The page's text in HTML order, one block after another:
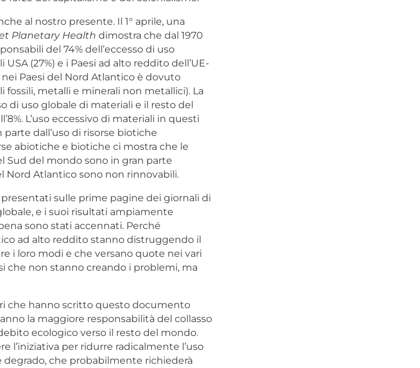
al nostro presente. Il 1° aprile, una
Planetary Health dimostra che dal 1970
del 74% dell’eccesso di uso
(27%) e i Paesi ad alto reddito dell’UE-
nei Paesi del Nord Atlantico è dovuto
fossili, metalli e minerali non metallici). La
di uso globale di materiali e il resto del
L’uso eccessivo di materiali in questi
dall’uso di risorse biotiche
abiotiche e biotiche ci mostra che le
Sud del mondo sono in gran parte
Atlantico sono non rinnovabili.
sulle prime pagine dei giornali di
e i suoi risultati ampiamente
sono stati accennati. Perché
ad alto reddito stanno distruggendo il
i loro modi e che versano quote nei vari
che non stanno creando i problemi, ma
che hanno scritto questo documento
la maggiore responsabilità del collasso
ecologico verso il resto del mondo.
l’iniziativa per ridurre radicalmente l’uso
degrado, che probabilmente richiederà